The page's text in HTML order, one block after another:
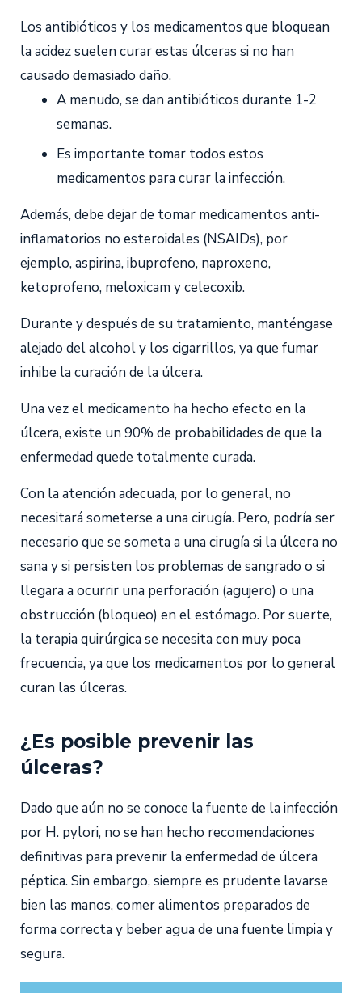
Los antibióticos y los medicamentos que bloquean
la acidez suelen curar estas úlceras si no han
causado demasiado daño.
A menudo, se dan antibióticos durante 1-2
semanas.
Es importante tomar todos estos
medicamentos para curar la infección.
Además, debe dejar de tomar medicamentos anti-
inflamatorios no esteroidales (NSAIDs), por
ejemplo, aspirina, ibuprofeno, naproxeno,
ketoprofeno, meloxicam y celecoxib.
Durante y después de su tratamiento, manténgase
alejado del alcohol y los cigarrillos, ya que fumar
inhibe la curación de la úlcera.
Una vez el medicamento ha hecho efecto en la
úlcera, existe un 90% de probabilidades de que la
enfermedad quede totalmente curada.
Con la atención adecuada, por lo general, no
necesitará someterse a una cirugía. Pero, podría ser
necesario que se someta a una cirugía si la úlcera no
sana y si persisten los problemas de sangrado o si
llegara a ocurrir una perforación (agujero) o una
obstrucción (bloqueo) en el estómago. Por suerte,
la terapia quirúrgica se necesita con muy poca
frecuencia, ya que los medicamentos por lo general
curan las úlceras.
¿Es posible prevenir las
úlceras?
Dado que aún no se conoce la fuente de la infección
por H. pylori, no se han hecho recomendaciones
definitivas para prevenir la enfermedad de úlcera
péptica. Sin embargo, siempre es prudente lavarse
bien las manos, comer alimentos preparados de
forma correcta y beber agua de una fuente limpia y
segura.